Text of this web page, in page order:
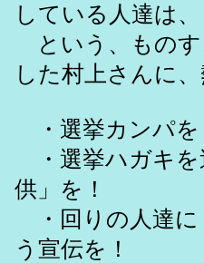
している人達は、
という、ものす
した村上さんに、
・選挙カンパを
・選挙ハガキを
供」を！
・回りの人達に
う宣伝を！